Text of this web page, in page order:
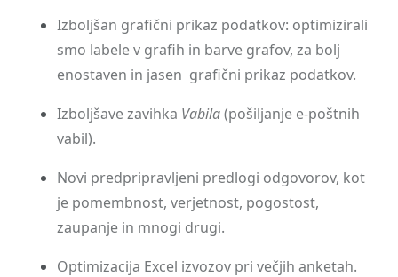
Izboljšan grafični prikaz podatkov: optimizirali
smo labele v grafih in barve grafov, za bolj
enostaven in jasen grafični prikaz podatkov.
Izboljšave zavihka Vabila(pošiljanje e-poštnih
vabil).
Novi predpripravljeni predlogi odgovorov, kot
je pomembnost, verjetnost, pogostost,
zaupanje in mnogi drugi.
Optimizacija Excel izvozov pri večjih anketah.